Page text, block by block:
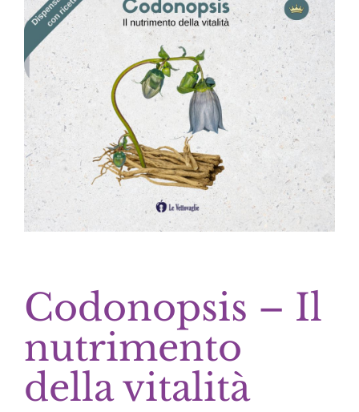
Codonopsis – Il
nutrimento
della vitalità